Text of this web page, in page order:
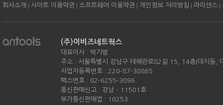
회사소개 | 사이트 이용약관 | 소프트웨어 이용약관 | 개인정보 처리방침 | 라이센스 |
(주)이비즈네트웍스
대표이사 : 박기범
주소 : 서울특별시 강남구 테헤란로82길 15, 14층(대치동,
사업자등록번호 : 220-87-30865
팩스번호 : 02-6255-3096
통신판매신고 : 강남 - 11501호
부가통신판매업 : 10253